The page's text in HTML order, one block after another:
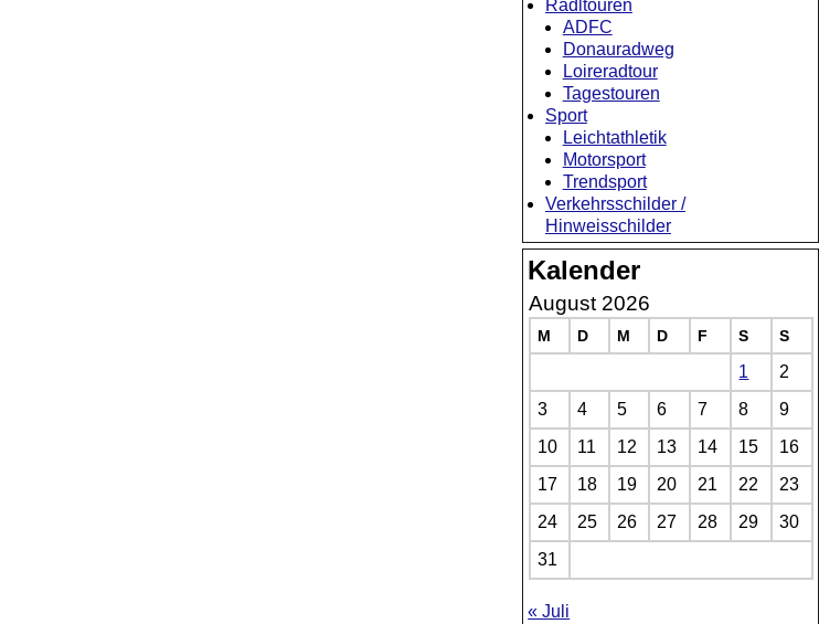
Radltouren
ADFC
Donauradweg
Loireradtour
Tagestouren
Sport
Leichtathletik
Motorsport
Trendsport
Verkehrsschilder /
Hinweisschilder
Kalender
August 2026
M D M D F S S
1
2
3
4 5 6 7 8
9
10
11 12 13 14 15
16
17
18 19 20 21 22
23
24
25 26 27 28 29
30
31
« Juli